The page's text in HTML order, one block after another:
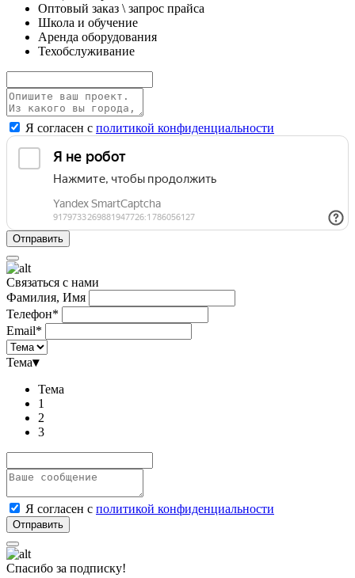
Оптовый заказ \ запрос прайса
Школа и обучение
Аренда оборудования
Техобслуживание
Я согласен с политикой конфиденциальности
Связаться с нами
Фамилия, Имя
Телефон*
Email*
Тема▾
Тема
1
2
3
Я согласен с политикой конфиденциальности
Спасибо за подписку!